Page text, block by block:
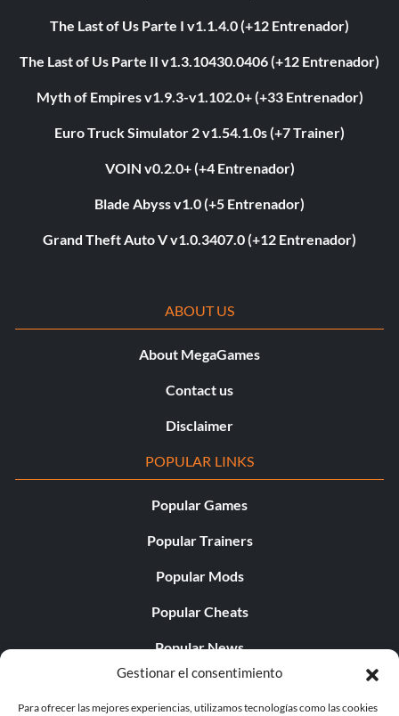
Gestionar el consentimiento
Para ofrecer las mejores experiencias, utilizamos tecnologías como las cookies
The Last of Us Parte I v1.1.4.0 (+12 Entrenador)
The Last of Us Parte II v1.3.10430.0406 (+12 Entrenador)
Myth of Empires v1.9.3-v1.102.0+ (+33 Entrenador)
Euro Truck Simulator 2 v1.54.1.0s (+7 Trainer)
VOIN v0.2.0+ (+4 Entrenador)
Blade Abyss v1.0 (+5 Entrenador)
Grand Theft Auto V v1.0.3407.0 (+12 Entrenador)
ABOUT US
About MegaGames
Contact us
Disclaimer
POPULAR LINKS
Popular Games
Popular Trainers
Popular Mods
Popular Cheats
Popular News
Popular Editorials